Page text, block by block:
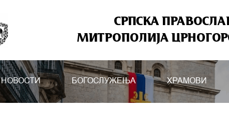
СРПСКА
МИТРОПОЛИЈА
НОВОСТИ БОГОСЛУЖЕЊА ХРАМОВИ